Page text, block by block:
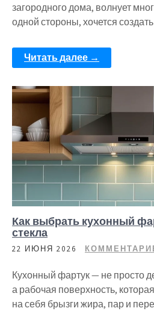
загородного дома, волнует
одной стороны, хочется
Читать далее →
Как выбрать кухонный
стекла
22 ИЮНЯ 2026
Кухонный фартук — не просто
а рабочая поверхность,
на себя брызги жира, пар и